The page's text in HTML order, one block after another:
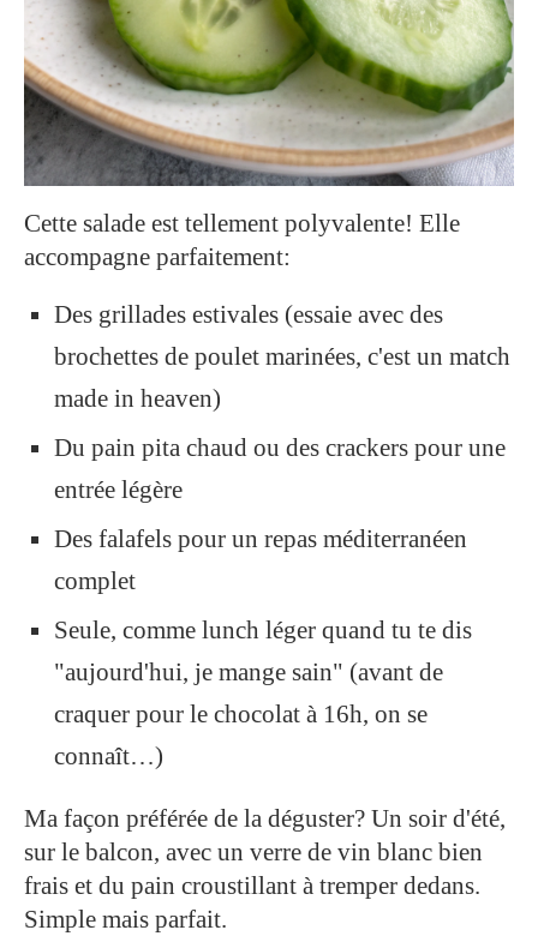
Cette salade est tellement polyvalente! Elle
accompagne parfaitement:
Des grillades estivales (essaie avec des
brochettes de poulet marinées, c'est un match
made in heaven)
Du pain pita chaud ou des crackers pour une
entrée légère
Des falafels pour un repas méditerranéen
complet
Seule, comme lunch léger quand tu te dis
"aujourd'hui, je mange sain" (avant de
craquer pour le chocolat à 16h, on se
connaît…)
Ma façon préférée de la déguster? Un soir d'été,
sur le balcon, avec un verre de vin blanc bien
frais et du pain croustillant à tremper dedans.
Simple mais parfait.